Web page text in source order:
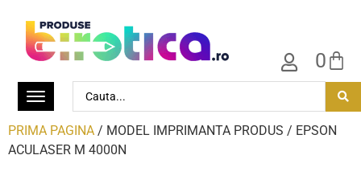
0
PRIMA PAGINA / MODEL IMPRIMANTA PRODUS / EPSON
ACULASER M 4000N